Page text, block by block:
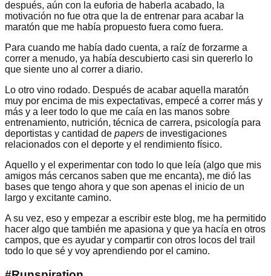
después, aún con la euforia de haberla acabado, la
motivación no fue otra que la de entrenar para acabar la
maratón que me había propuesto fuera como fuera.
Para cuando me había dado cuenta, a raíz de forzarme a
correr a menudo, ya había descubierto casi sin quererlo lo
que siente uno al correr a diario.
Lo otro vino rodado. Después de acabar aquella maratón
muy por encima de mis expectativas, empecé a correr más y
más y a leer todo lo que me caía en las manos sobre
entrenamiento, nutrición, técnica de carrera, psicología para
deportistas y cantidad de papers de investigaciones
relacionados con el deporte y el rendimiento físico.
Aquello y el experimentar con todo lo que leía (algo que mis
amigos más cercanos saben que me encanta), me dió las
bases que tengo ahora y que son apenas el inicio de un
largo y excitante camino.
A su vez, eso y empezar a escribir este blog, me ha permitido
hacer algo que también me apasiona y que ya hacía en otros
campos, que es ayudar y compartir con otros locos del trail
todo lo que sé y voy aprendiendo por el camino.